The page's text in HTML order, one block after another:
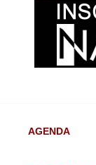
AGENDA